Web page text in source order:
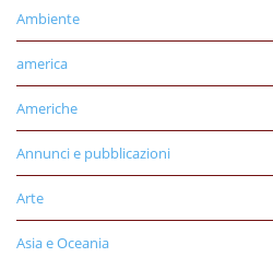
Ambiente
america
Americhe
Annunci e pubblicazioni
Arte
Asia e Oceania